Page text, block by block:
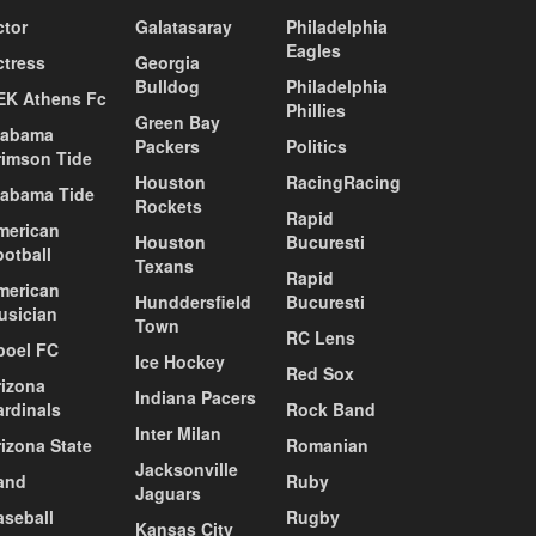
Athens Fc
Tide
Tide
FC
State
Galatasaray
Georgia
Bulldog
Green Bay
Packers
Houston
Rockets
Houston
Texans
Hunddersfield
Town
Ice Hockey
Indiana Pacers
Inter Milan
Jacksonville
Jaguars
Kansas City
Philadelphia
Eagles
Philadelphia
Phillies
Politics
RacingRacing
Rapid
Bucuresti
Rapid
Bucuresti
RC Lens
Red Sox
Rock Band
Romanian
Ruby
Rugby